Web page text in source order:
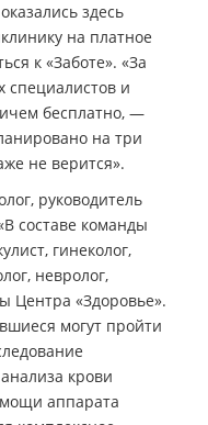
здесь
на платное
к «Заботе». «За
специалистов и
бесплатно, —
на три
не верится».
руководитель
составе команды
гинеколог,
невролог,
Центра «Здоровье».
могут пройти
крови
аппарата